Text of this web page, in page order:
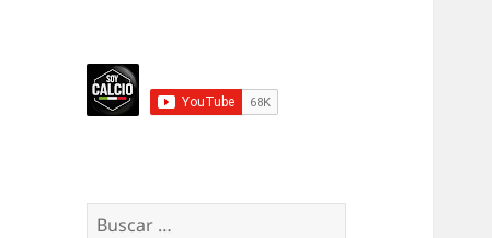
Buscar: